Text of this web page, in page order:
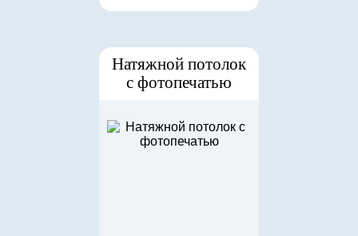
Натяжной потолок
с фотопечатью